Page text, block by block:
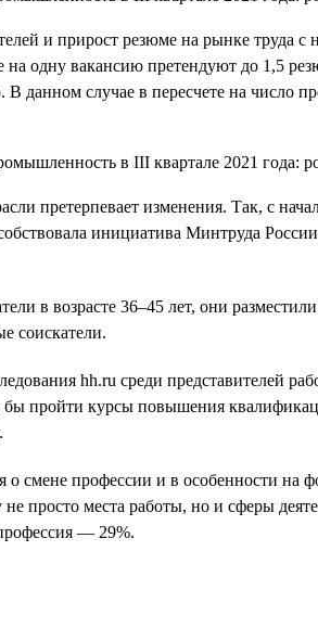
и прирост резюме на рынке труда
на одну вакансию претендуют до 1,5
В данном случае в пересчете на
претерпевает изменения. Так, с
инициатива Минтруда
в возрасте 36–45 лет, они
соискатели.
hh.ru среди представителей
бы пройти курсы повышения
смене профессии и в особенности на
просто места работы, но и сферы
— 29%.